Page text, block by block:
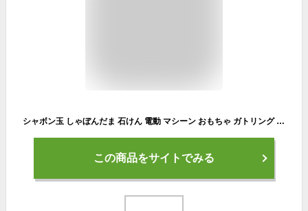
シャボン玉 しゃぼんだま 石けん 電動 マシーン おもちゃ ガトリング バブルガン バブルマシン 大量噴射 自動式しゃぼん 自動バブルガン 子ども 外遊び ギフト 誕生日 結婚式 写真撮影 インスタ映え 送料無料
この商品をサイトでみる